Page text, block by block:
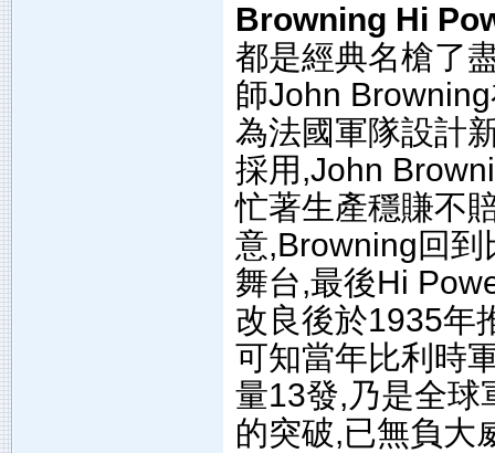
Browning Hi
都是經典名槍了
師John
為法國軍隊設計
採用,John
忙著生產穩賺不
意,Browning回
舞台,最後Hi
改良後於1935年
可知當年比利時
量13發,乃是全球
的突破,已無負大